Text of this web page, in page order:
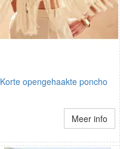
Korte opengehaakte poncho
Meer info